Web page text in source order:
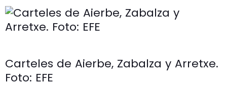
Carteles de Aierbe, Zabalza y Arretxe.
Foto: EFE